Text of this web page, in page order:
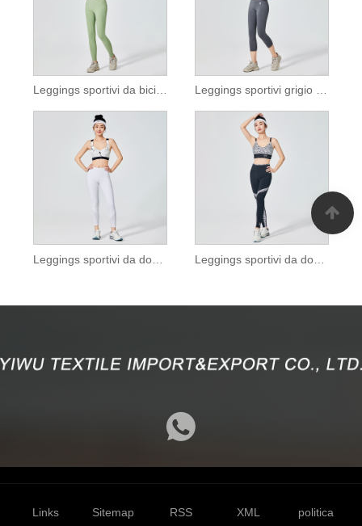
Leggings sportivi da bici da donna con tasca
Leggings sportivi da donna bianco puro con rete
Links Sitemap RSS XML politica